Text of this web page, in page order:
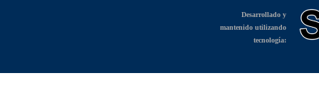
Desarrollado y
mantenido utilizando
tecnología: